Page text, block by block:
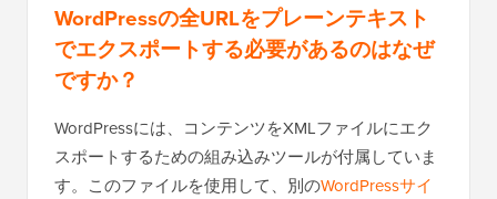
WordPressの全URLをプレーンテキスト
でエクスポートする必要があるのはなぜ
ですか？
WordPressには、コンテンツをXMLファイルにエク
スポートするための組み込みツールが付属していま
す。このファイルを使用して、別のWordPressサイ